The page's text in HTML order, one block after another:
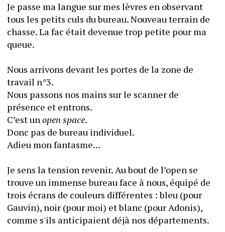
Je passe ma langue sur mes lèvres en observant
tous les petits culs du bureau. Nouveau terrain de
chasse. La fac était devenue trop petite pour ma
queue.
Nous arrivons devant les portes de la zone de
travail n°3.
Nous passons nos mains sur le scanner de
présence et entrons.
C’est un open space.
Donc pas de bureau individuel.
Adieu mon fantasme…
Je sens la tension revenir. Au bout de l’open se
trouve un immense bureau face à nous, équipé de
trois écrans de couleurs différentes : bleu (pour
Gauvin), noir (pour moi) et blanc (pour Adonis),